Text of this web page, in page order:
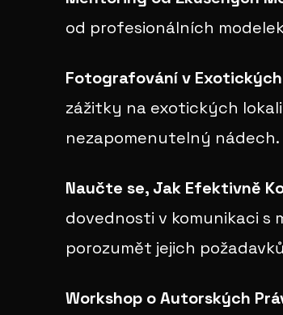
od profesionálních
Fotografování v
zážitky na exotických
nezapomenutelný nádech.
Naučte se, Jak Efektivně
dovednosti v komunikaci s
porozumět jejich
Workshop o Autorských